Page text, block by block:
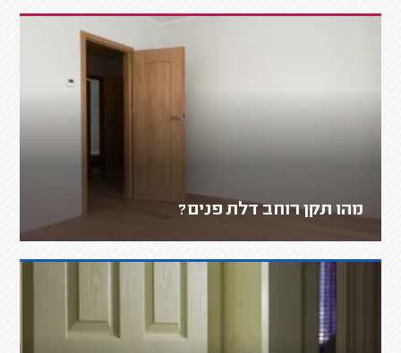
מהו תקן רוחב דלת פנים?